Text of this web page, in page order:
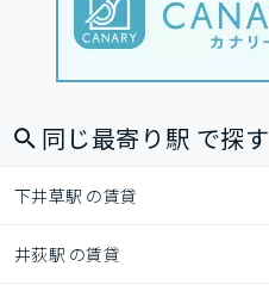
同じ最寄り駅 で探す
下井草駅 の賃貸
井荻駅 の賃貸